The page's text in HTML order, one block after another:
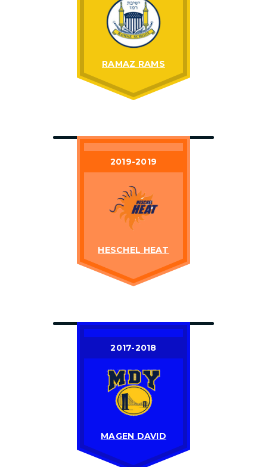
RAMAZ RAMS
2019-2019
HESCHEL HEAT
2017-2018
MAGEN DAVID